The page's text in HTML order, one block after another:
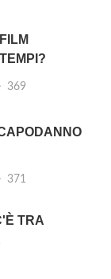
369
371
TRA